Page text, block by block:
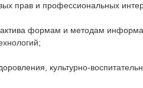
прав и профессиональных
формам и методам
культурно-